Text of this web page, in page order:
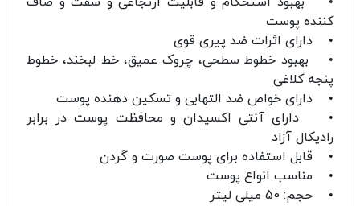
کننده پوست
• دارای اثرات ضد پیری قوی
• بهبود خطوط سطحی، چروک عمیق، خط لبخند، خطوط
پنجه کلاغی
• دارای خواص ضد التهابی و تسکین دهنده پوست
• دارای آنتی اکسیدان و محافظت پوست در برابر
رادیکال آزاد
• قابل استفاده برای پوست صورت و گردن
• مناسب انواع پوست
• حجم: 50 میلی لیتر